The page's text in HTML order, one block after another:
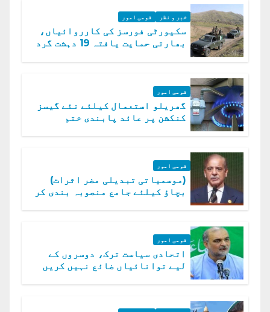
خبر و نظر قومی امور
سکیورٹی فورسز کی کارروائیاں،
بھارتی حمایت یافتہ 19 دہشت گرد
قومی امور
گھریلو استعمال کیلئے نئے گیسز
کنکشن پر عائد پابندی ختم
قومی امور
(موسمیاتی تبدیلی مضر اثرات)
بچاؤ کیلئے جامع منصوبہ بندی کر
قومی امور
اتحادی سیاست ترک، دوسروں کے
لیے توانائیاں ضائع نہیں کریں